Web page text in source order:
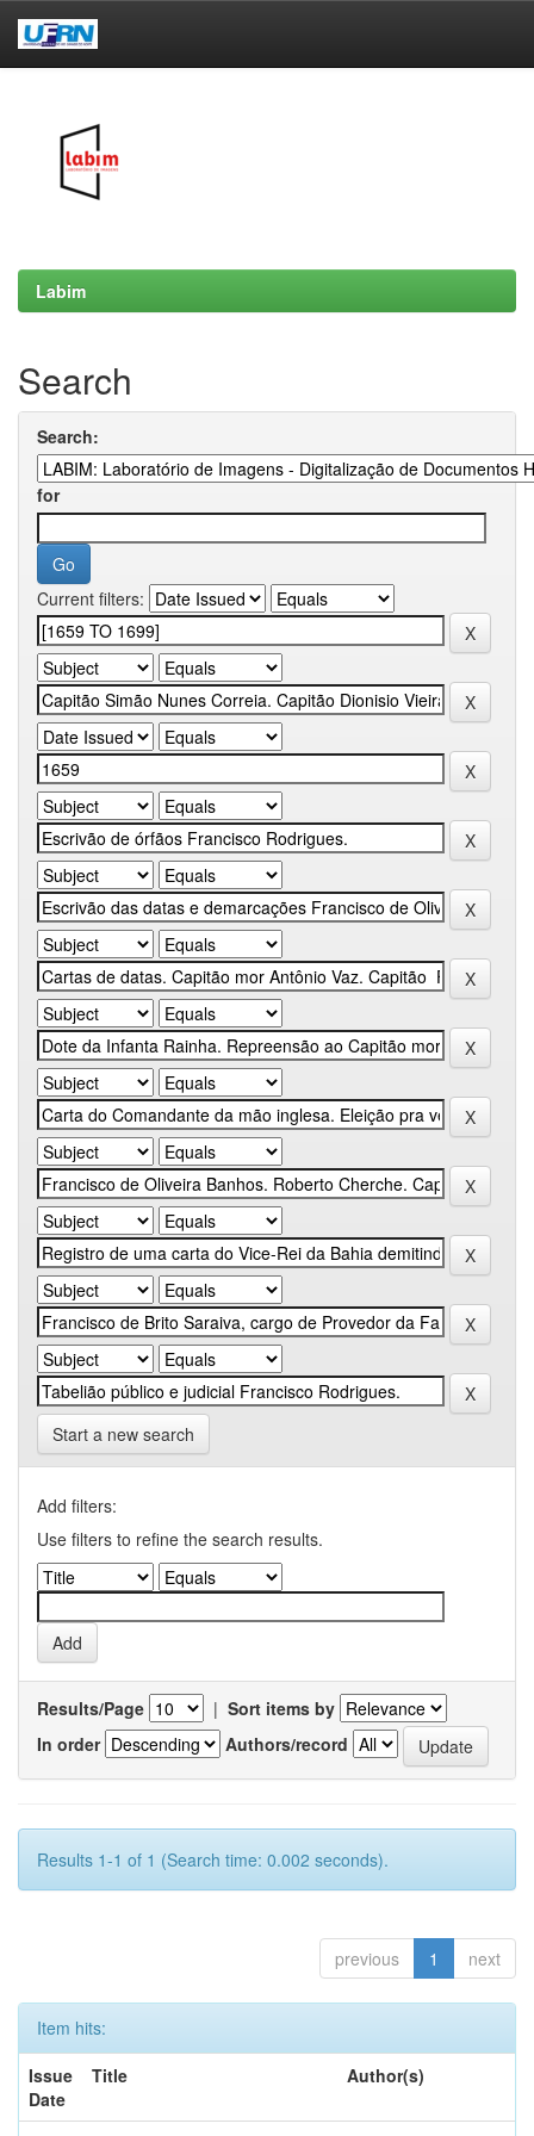
Labim
Search
Search:
for
Current filters:
Start a new search
Add filters:
Use filters to refine the search results.
Results/Page | Sort items by
In order
Authors/record
Results 1-1 of 1 (Search time: 0.002 seconds).
previous 1 next
Item hits:
Issue
Date
Title Author(s)